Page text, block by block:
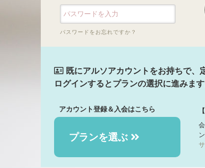
パスワードをお忘れですか？
既にアルソアカウントをお持ちで、
ログインするとプランの選択に進みます
アカウント登録＆入会はこちら
プランを選ぶ